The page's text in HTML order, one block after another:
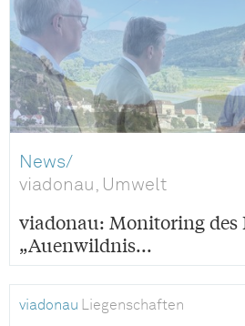
News/
viadonau, Umwelt
viadonau: Monitoring des
„Auenwildnis...
viadonau Liegenschaften